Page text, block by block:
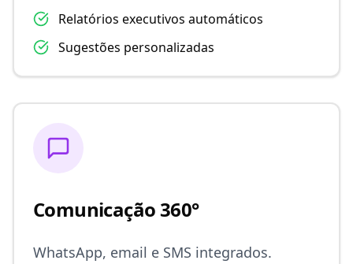
Relatórios executivos automáticos
Sugestões personalizadas
Comunicação 360°
WhatsApp, email e SMS integrados.